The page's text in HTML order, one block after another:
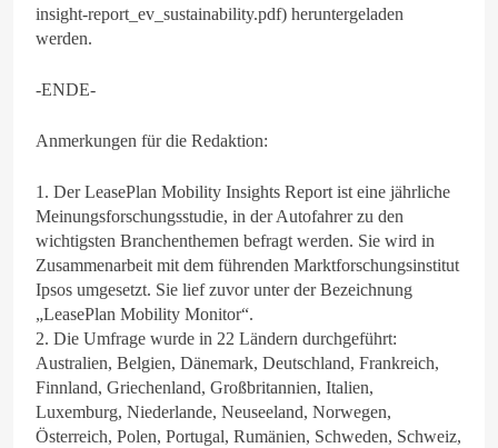
insight-report_ev_sustainability.pdf) heruntergeladen
werden.
-ENDE-
Anmerkungen für die Redaktion:
1. Der LeasePlan Mobility Insights Report ist eine jährliche
Meinungsforschungsstudie, in der Autofahrer zu den
wichtigsten Branchenthemen befragt werden. Sie wird in
Zusammenarbeit mit dem führenden Marktforschungsinstitut
Ipsos umgesetzt. Sie lief zuvor unter der Bezeichnung
„LeasePlan Mobility Monitor“.
2. Die Umfrage wurde in 22 Ländern durchgeführt:
Australien, Belgien, Dänemark, Deutschland, Frankreich,
Finnland, Griechenland, Großbritannien, Italien,
Luxemburg, Niederlande, Neuseeland, Norwegen,
Österreich, Polen, Portugal, Rumänien, Schweden, Schweiz,